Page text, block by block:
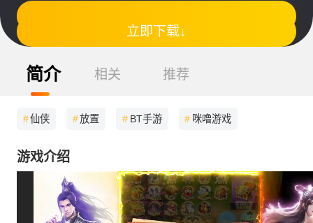
立即下载↓
简介 相关 推荐
#仙侠 #放置 # BT手游 # 咪噜游戏
游戏介绍